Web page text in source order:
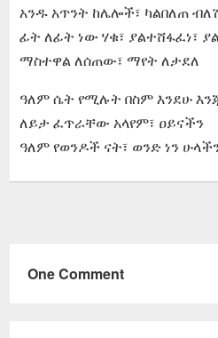
አንዱ አጥንት ከሌሎች፣ ካልበለጠ
ፊት ለፊት ነው ሃቁ፣ ያልተሸፋፈነ፣
ማስተዋል ለሰጠው፣ ማየት ለታደለ
ዓለም ሴት የሚሉት በስም እንደሁ
ለይታ ፈጥራቸው አላየም፣ ዐይናችን
ዓለም የወንዶች ናት፣ ወንድ ነን
One Comment